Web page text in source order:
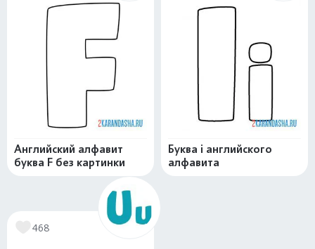
Английский алфавит
буква F без картинки
Буква i английского
алфавита
468